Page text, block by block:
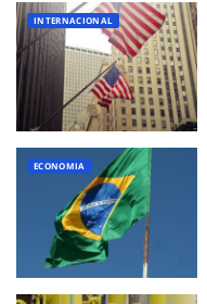
INTERNACIONAL
ECONOMIA